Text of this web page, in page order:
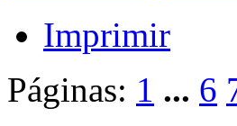
Imprimir
Páginas: 1 ... 6